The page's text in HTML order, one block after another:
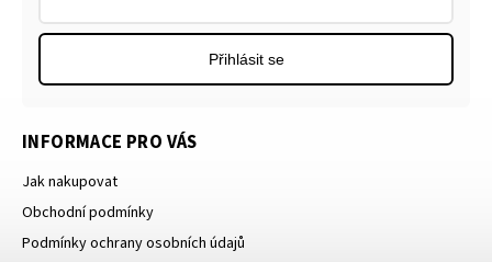
INFORMACE PRO VÁS
Jak nakupovat
Obchodní podmínky
Podmínky ochrany osobních údajů
Přihlásit se